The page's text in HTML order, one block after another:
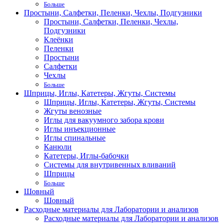
Больше
Простыни, Салфетки, Пеленки, Чехлы, Подгузники
Простыни, Салфетки, Пеленки, Чехлы,
Подгузники
Клеёнки
Пеленки
Простыни
Салфетки
Чехлы
Больше
Шприцы, Иглы, Катетеры, Жгуты, Системы
Шприцы, Иглы, Катетеры, Жгуты, Системы
Жгуты венозные
Иглы для вакуумного забора крови
Иглы инъекционные
Иглы спинальные
Канюли
Катетеры, Иглы-бабочки
Системы для внутривенных вливаний
Шприцы
Больше
Шовный
Шовный
Расходные материалы для Лаборатории и анализов
Расходные материалы для Лаборатории и анализов